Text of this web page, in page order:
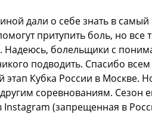
дали о себе знать в самый
притупить боль, но все
Надеюсь, болельщики с
подводить. Спасибо всем
этап Кубка России в Москве.
соревнованиям. Сезон
Instagram (запрещенная в